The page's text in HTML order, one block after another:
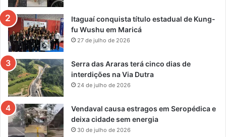
Itaguaí conquista título estadual de Kung-
fu Wushu em Maricá
27 de julho de 2026
Serra das Araras terá cinco dias de
interdições na Via Dutra
24 de julho de 2026
Vendaval causa estragos em Seropédica e
deixa cidade sem energia
30 de julho de 2026